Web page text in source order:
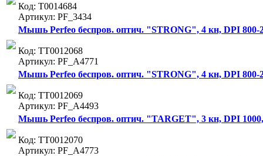
Код: Т0014684
Артикул: PF_3434
Мышь Perfeo беспров. оптич. "STRONG", 4 кн, DPI 800-
Код: ТТ0012068
Артикул: PF_A4771
Мышь Perfeo беспров. оптич. "STRONG", 4 кн, DPI 800-
Код: ТТ0012069
Артикул: PF_A4493
Мышь Perfeo беспров. оптич. "TARGET", 3 кн, DPI
Код: ТТ0012070
Артикул: PF_A4773